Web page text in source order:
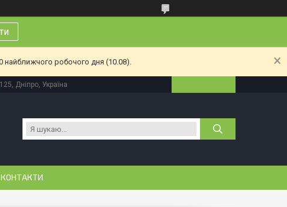
найближчого робочого дня (10.08).
Дніпро, Україна
КОНТАКТИ